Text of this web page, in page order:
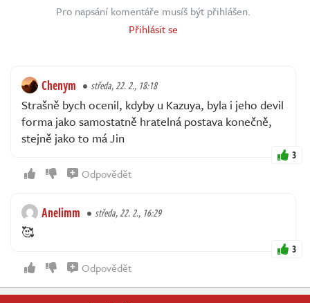
Pro napsání komentáře musíš být přihlášen.
Přihlásit se
Chenym středa, 22. 2., 18:18
Strašně bych ocenil, kdyby u Kazuya, byla i jeho devil
forma jako samostatně hratelná postava konečně,
stejně jako to má Jin
3
Odpovědět
Anelimm středa, 22. 2., 16:29
🥰
3
Odpovědět